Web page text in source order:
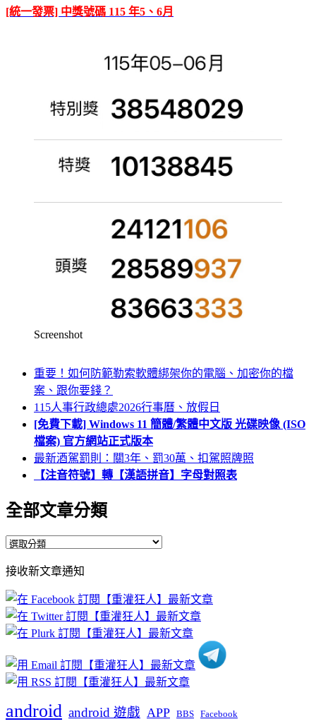
[統一發票] 中獎號碼 115 年5、6月
Screenshot
重要！如何防範勒索軟體綁架你的電腦、加密你的檔
案、跟你要錢？
115人事行政總處2026行事曆、放假日
[免費下載] Windows 11 簡體/繁體中文版 光碟映像 (ISO
檔案) 官方網站正式版本
最新酒駕罰則：關3年、罰30萬、扣駕照牌照
【注音符號】轉【漢語拼音】字母對照表
全部文章分類
全
文
章
分
類
接收新文章通知
android android 遊戲 APP BBS Facebook